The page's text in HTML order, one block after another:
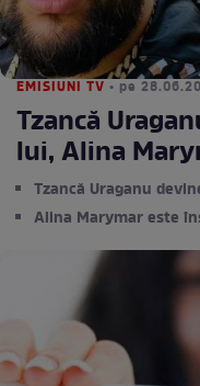
EMISIUNI TV • pe
Tzancă
lui, Alina
Tzancă Uraganu
Alina Marymar este